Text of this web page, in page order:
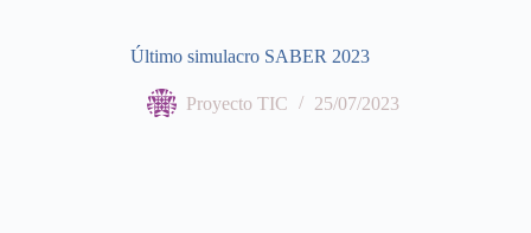
Último simulacro SABER 2023
Proyecto TIC 25/07/2023